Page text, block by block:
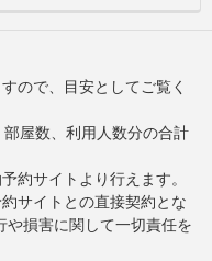
ので、目安としてご覧く
屋数、利用人数分の合計
約サイトより行えます。
サイトとの直接契約とな
や損害に関して一切責任を